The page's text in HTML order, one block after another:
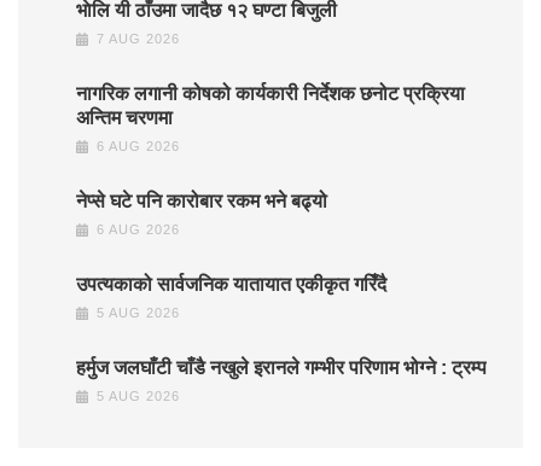
भाेलि यी ठाँउमा जादैछ १२ घण्टा बिजुली
7 AUG 2026
नागरिक लगानी कोषको कार्यकारी निर्देशक छनोट प्रक्रिया
अन्तिम चरणमा
6 AUG 2026
नेप्से घटे पनि कारोबार रकम भने बढ्यो
6 AUG 2026
उपत्यकाको सार्वजनिक यातायात एकीकृत गरिँदै
5 AUG 2026
हर्मुज जलघाँटी चाँडै नखुले इरानले गम्भीर परिणाम भोग्ने : ट्रम्प
5 AUG 2026